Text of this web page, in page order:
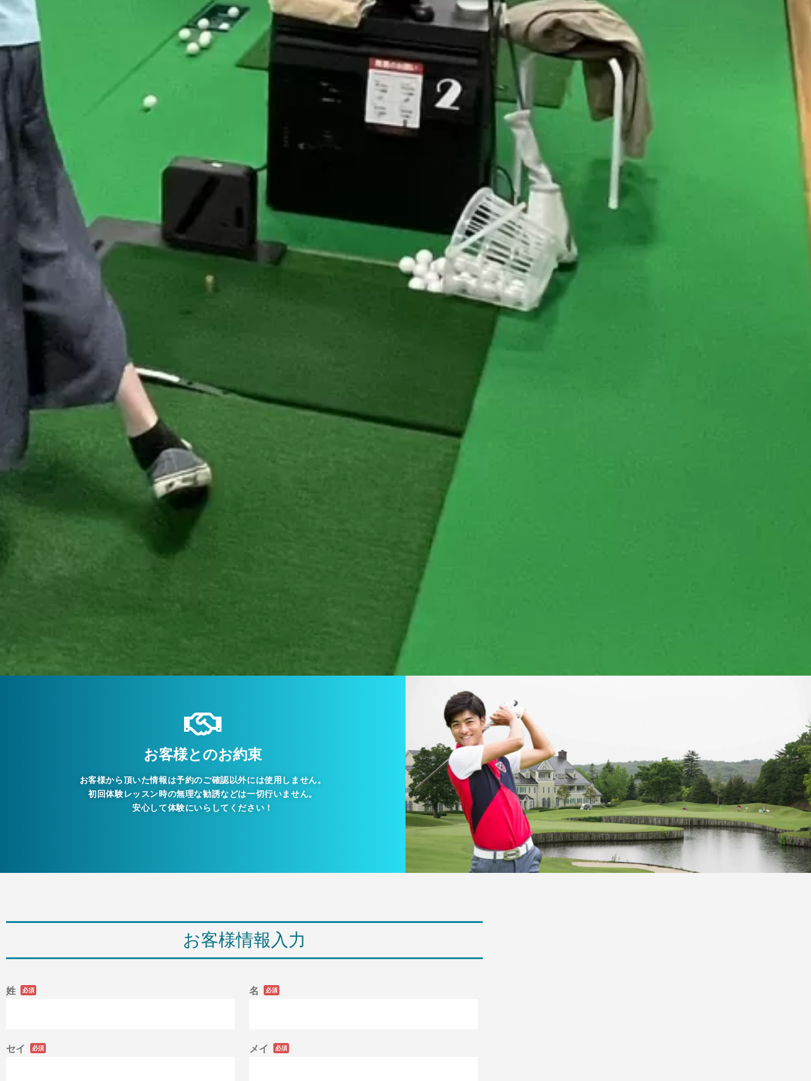
お客様とのお約束
お客様から頂いた情報は予約のご確認以外には使用しません。
初回体験レッスン時の無理な勧誘などは一切行いません。
安心して体験にいらしてください！
お客様情報入力
姓 必須 名 必須
セイ 必須 メイ 必須